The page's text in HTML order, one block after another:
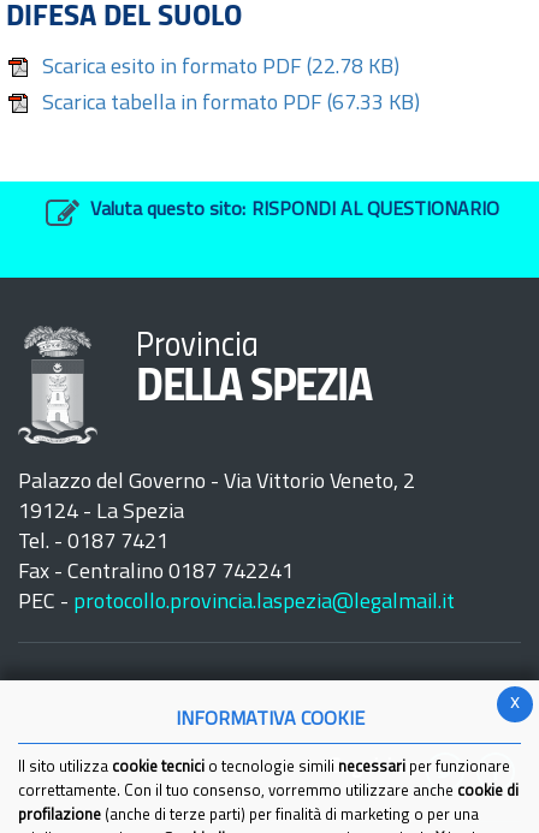
DIFESA DEL SUOLO
Scarica esito in formato PDF (22.78 KB)
Scarica tabella in formato PDF (67.33 KB)
Valuta questo sito: RISPONDI AL QUESTIONARIO
Provincia
DELLA SPEZIA
Palazzo del Governo - Via Vittorio Veneto, 2
19124 - La Spezia
Tel. - 0187 7421
Fax - Centralino 0187 742241
PEC - protocollo.provincia.laspezia@legalmail.it
Seguici su:
x
INFORMATIVA COOKIE
Il sito utilizza cookie tecnici o tecnologie simili necessari per funzionare
correttamente. Con il tuo consenso, vorremmo utilizzare anche cookie di
profilazione (anche di terze parti) per finalità di marketing o per una